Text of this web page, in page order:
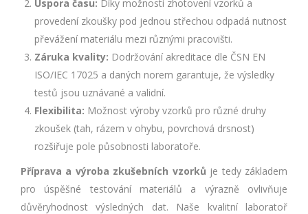
Úspora času: Díky možnosti zhotovení vzorků a
provedení zkoušky pod jednou střechou odpadá nutnost
převážení materiálu mezi různými pracovišti.
Záruka kvality: Dodržování akreditace dle ČSN EN
ISO/IEC 17025 a daných norem garantuje, že výsledky
testů jsou uznávané a validní.
Flexibilita: Možnost výroby vzorků pro různé druhy
zkoušek (tah, rázem v ohybu, povrchová drsnost)
rozšiřuje pole působnosti laboratoře.
Příprava a výroba zkušebních vzorků je tedy základem
pro úspěšné testování materiálů a výrazně ovlivňuje
důvěryhodnost výsledných dat. Naše kvalitní laboratoř